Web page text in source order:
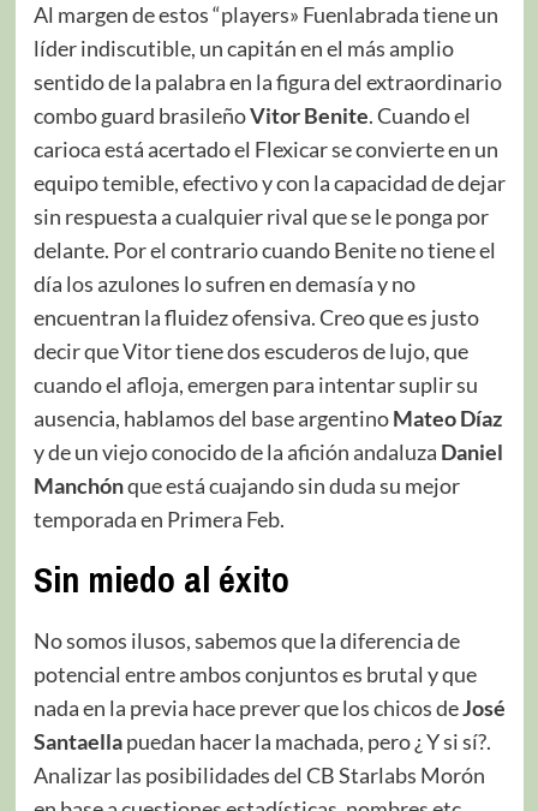
Al margen de estos “players» Fuenlabrada tiene un
líder indiscutible, un capitán en el más amplio
sentido de la palabra en la figura del extraordinario
combo guard brasileñoVitor Benite. Cuando el
carioca está acertado el Flexicar se convierte en un
equipo temible, efectivo y con la capacidad de dejar
sin respuesta a cualquier rival que se le ponga por
delante. Por el contrario cuando Benite no tiene el
día los azulones lo sufren en demasía y no
encuentran la fluidez ofensiva. Creo que es justo
decir que Vitor tiene dos escuderos de lujo, que
cuando el afloja, emergen para intentar suplir su
ausencia, hablamos del base argentinoMateo Díaz
y de un viejo conocido de la afición andaluza Daniel
Manchónque está cuajando sin duda su mejor
temporada en Primera Feb.
Sin miedo al éxito
No somos ilusos, sabemos que la diferencia de
potencial entre ambos conjuntos es brutal y que
nada en la previa hace prever que los chicos deJosé
Santaellapuedan hacer la machada, pero ¿ Y si sí?.
Analizar las posibilidades del CB Starlabs Morón